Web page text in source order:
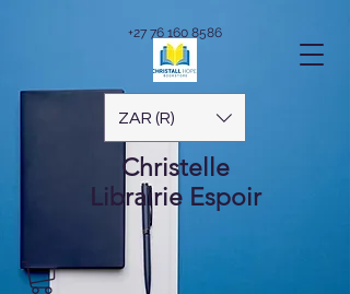
ZAR (R)
Christelle
Librairie Espoir
+27 76 160 8586